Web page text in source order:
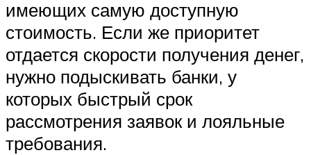
имеющих самую доступную
стоимость. Если же приоритет
отдается скорости получения денег,
нужно подыскивать банки, у
которых быстрый срок
рассмотрения заявок и лояльные
требования.